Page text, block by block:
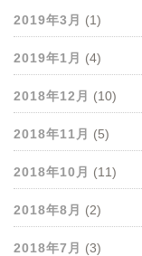
2019年3月 (1)
2019年1月 (4)
2018年12月 (10)
2018年11月 (5)
2018年10月 (11)
2018年8月 (2)
2018年7月 (3)